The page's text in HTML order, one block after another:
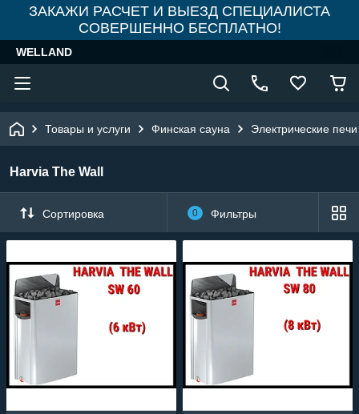
ЗАКАЖИ РАСЧЕТ И ВЫЕЗД СПЕЦИАЛИСТА
СОВЕРШЕННО БЕСПЛАТНО!
WELLAND
Товары и услуги Финская сауна Электрические печи
Harvia The Wall
Сортировка 0 Фильтры